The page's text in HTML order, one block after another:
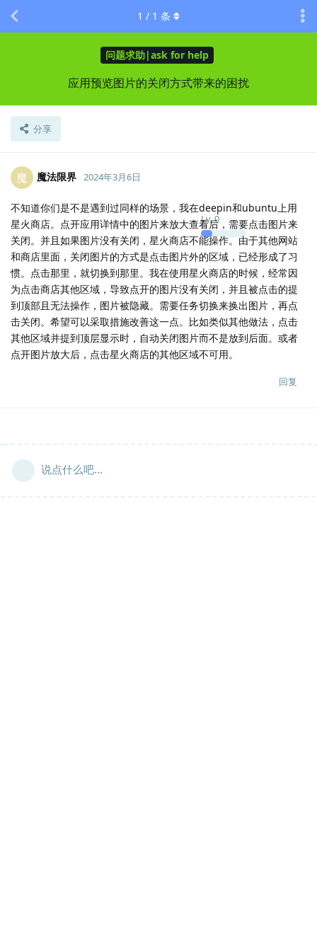
问题求助|ask for help
应用预览图片的关闭方式带来的困扰
分享
1 / 1 条
魔 魔法限界
Lv.0
2024年3月6日
不知道你们是不是遇到过同样的场景，我在deepin和ubuntu上用
星火商店。点开应用详情中的图片来放大查看后，需要点击图片来
关闭。并且如果图片没有关闭，星火商店不能操作。由于其他网站
和商店里面，关闭图片的方式是点击图片外的区域，已经形成了习
惯。点击那里，就切换到那里。我在使用星火商店的时候，经常因
为点击商店其他区域，导致点开的图片没有关闭，并且被点击的提
到顶部且无法操作，图片被隐藏。需要任务切换来换出图片，再点
击关闭。希望可以采取措施改善这一点。比如类似其他做法，点击
其他区域并提到顶层显示时，自动关闭图片而不是放到后面。或者
点开图片放大后，点击星火商店的其他区域不可用。
回复
说点什么吧...